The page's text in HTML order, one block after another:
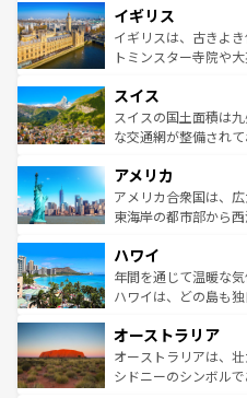
いる。シャンパンの
香り高いラベンダー
らに、パリ以外の地
れる地方に足を運ぶ
きるだろう
を参照してほしい。
顔を持つこの国は、
ルリンの文化的活気
してライン川沿いの
は、お酒好きな人にはぜひ
ドイツ情報はコンテ
イギリス
イギリスは、古きよ
トミンスター寺院や
リアごとに異なる魅
ティー、ビール好き
戦など、本場だから
ンツ一覧を参照してほ
スイス
スイスの国土面積は
な交通網が整備され
の建物がそのまま残
博物館もあり、アル
ことができる。国民
ば市内交通費無料で観光
着のスイス情報はコ
アメリカ
アメリカ合衆国は、
東海岸の都市部から
のような巨大都市は
ンメントが詰まった
西部には大自然が広
部のニューオーリン
文化が魅力。旅行者
しみながら、その多
ハワイ
年間を通じて温暖な
ハワイは、どの島も
ワイ島は見逃せない
島だが、静かな自然
おすすめ。エメラル
オーストラリア
オーストラリアは、
シドニーのシンボル